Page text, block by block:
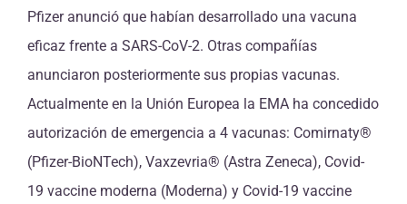
Pfizer anunció que habían desarrollado una vacuna
eficaz frente a SARS-CoV-2. Otras compañías
anunciaron posteriormente sus propias vacunas.
Actualmente en la Unión Europea la EMA ha concedido
autorización de emergencia a 4 vacunas: Comirnaty®
(Pfizer-BioNTech), Vaxzevria® (Astra Zeneca), Covid-
19 vaccine moderna (Moderna) y Covid-19 vaccine